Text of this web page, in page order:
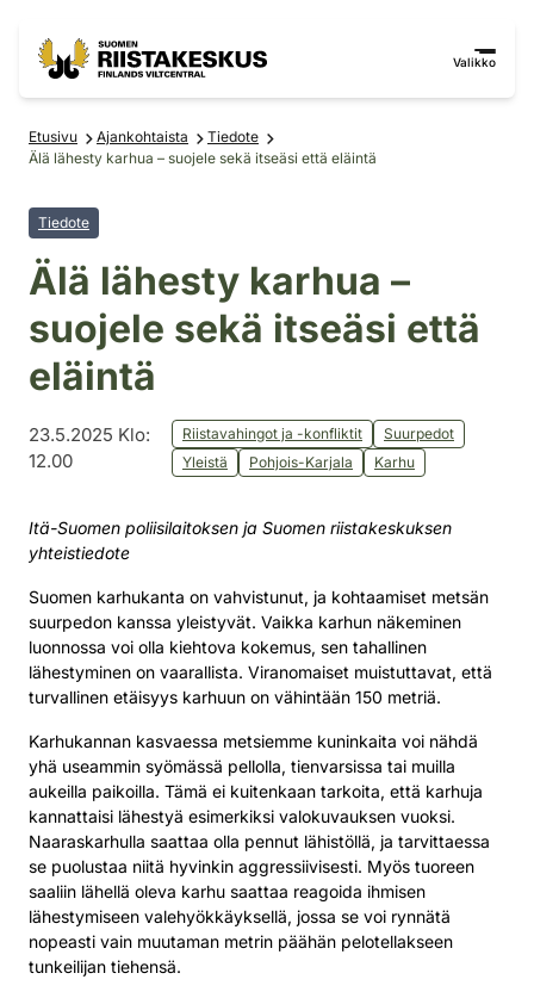
Valikko
Etusivu Ajankohtaista
Tiedote
Älä lähesty karhua – suojele sekä itseäsi että eläintä
Tiedote
Älä lähesty karhua –
suojele sekä itseäsi että
eläintä
23.5.2025 Klo:
12.00
Riistavahingot ja -konfliktit
Suurpedot
Yleistä
Pohjois-Karjala Karhu
Itä-Suomen poliisilaitoksen ja Suomen riistakeskuksen
yhteistiedote
Suomen karhukanta on vahvistunut, ja kohtaamiset metsän
suurpedon kanssa yleistyvät. Vaikka karhun näkeminen
luonnossa voi olla kiehtova kokemus, sen tahallinen
lähestyminen on vaarallista. Viranomaiset muistuttavat, että
turvallinen etäisyys karhuun on vähintään 150 metriä.
Karhukannan kasvaessa metsiemme kuninkaita voi nähdä
yhä useammin syömässä pellolla, tienvarsissa tai muilla
aukeilla paikoilla. Tämä ei kuitenkaan tarkoita, että karhuja
kannattaisi lähestyä esimerkiksi valokuvauksen vuoksi.
Naaraskarhulla saattaa olla pennut lähistöllä, ja tarvittaessa
se puolustaa niitä hyvinkin aggressiivisesti. Myös tuoreen
saaliin lähellä oleva karhu saattaa reagoida ihmisen
lähestymiseen valehyökkäyksellä, jossa se voi rynnätä
nopeasti vain muutaman metrin päähän pelotellakseen
tunkeilijan tiehensä.